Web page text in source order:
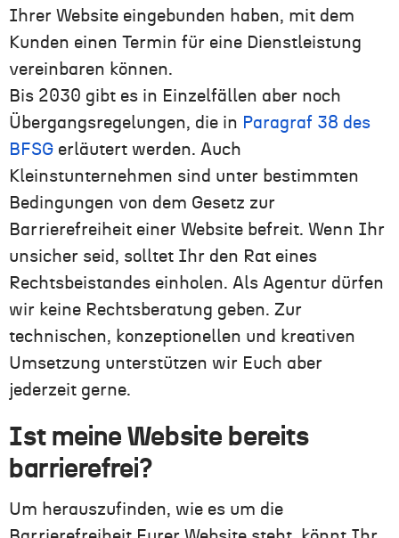
Ihrer Website eingebunden haben, mit dem
Kund en einen Termin für eine Dienstleistung
vereinbaren können.
Bis 2030 gibt es in Einzelfällen aber noch
Übergangsregelungen, die in Paragraf 38 des
BFSG erläutert werden. Auch
Kleinstunternehmen sind unter bestimmten
Bedingungen von dem Gesetz zur
Barrierefreiheit einer Website befreit. Wenn Ihr
unsicher seid , solltet Ihr den Rat eines
Rechtsbeistandes einholen. Als Agentur dürfen
wir keine Rechtsberatung geben. Zur
technischen, konzeptionellen und kreativen
Umsetzung unterstützen wir Euch aber
jederzeit gerne.
Ist meine Website bereits
barrierefrei?
Um herauszufinden, wie es um die